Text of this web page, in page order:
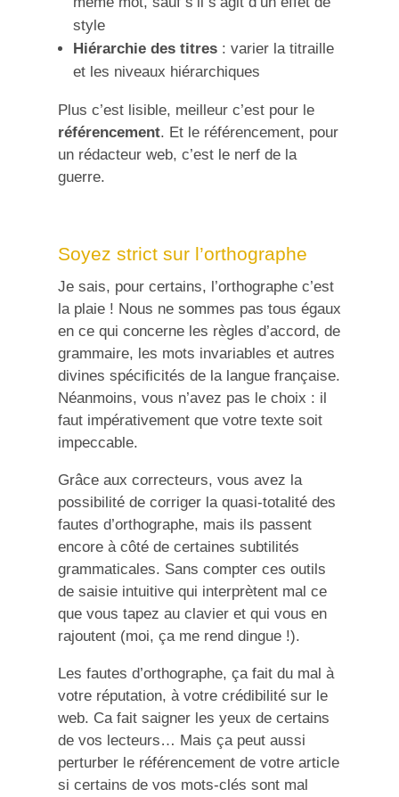
style
Hiérarchie des titres: varier la titraille
et les niveaux hiérarchiques
Plus c’est lisible, meilleur c’est pour le
référencement. Et le référencement, pour
un rédacteur web, c’est le nerf de la
guerre.
Soyez strict sur l’orthographe
Je sais, pour certains, l’orthographe c’est
la plaie ! Nous ne sommes pas tous égaux
en ce qui concerne les règles d’accord, de
grammaire, les mots invariables et autres
divines spécificités de la langue française.
Néanmoins, vous n’avez pas le choix : il
faut impérativement que votre texte soit
impeccable.
Grâce aux correcteurs, vous avez la
possibilité de corriger la quasi-totalité des
fautes d’orthographe, mais ils passent
encore à côté de certaines subtilités
grammaticales. Sans compter ces outils
de saisie intuitive qui interprètent mal ce
que vous tapez au clavier et qui vous en
rajoutent (moi, ça me rend dingue !).
Les fautes d’orthographe, ça fait du mal à
votre réputation, à votre crédibilité sur le
web. Ca fait saigner les yeux de certains
de vos lecteurs… Mais ça peut aussi
perturber le référencement de votre article
si certains de vos mots-clés sont mal